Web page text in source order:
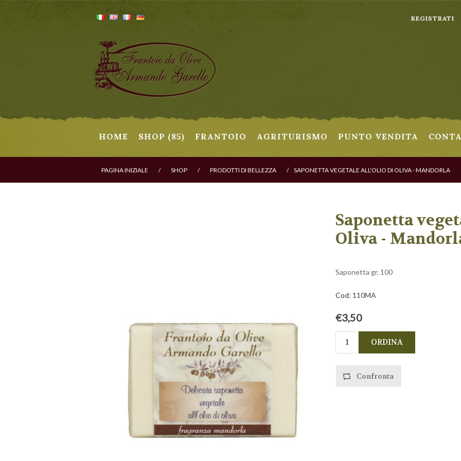
REGISTRATI
HOME SHOP (85) FRANTOIO AGRITURISMO PUNTO VENDITA
PAGINA INIZIALE / SHOP / PRODOTTI DI BELLEZZA / SAPONETTA VEGETALE ALL'OLIO DI OLIVA - MANDORLA
Saponetta
Oliva -
Saponetta gr. 100
Cod: 110MA
€3,50